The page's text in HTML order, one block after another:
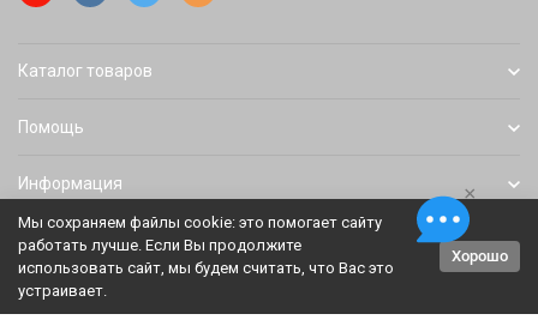
Каталог товаров
Помощь
Информация
Политика персональных данных
Мы сохраняем файлы cookie: это помогает сайту
работать лучше. Если Вы продолжите
использовать сайт, мы будем считать, что Вас это
устраивает.
Хорошо
×